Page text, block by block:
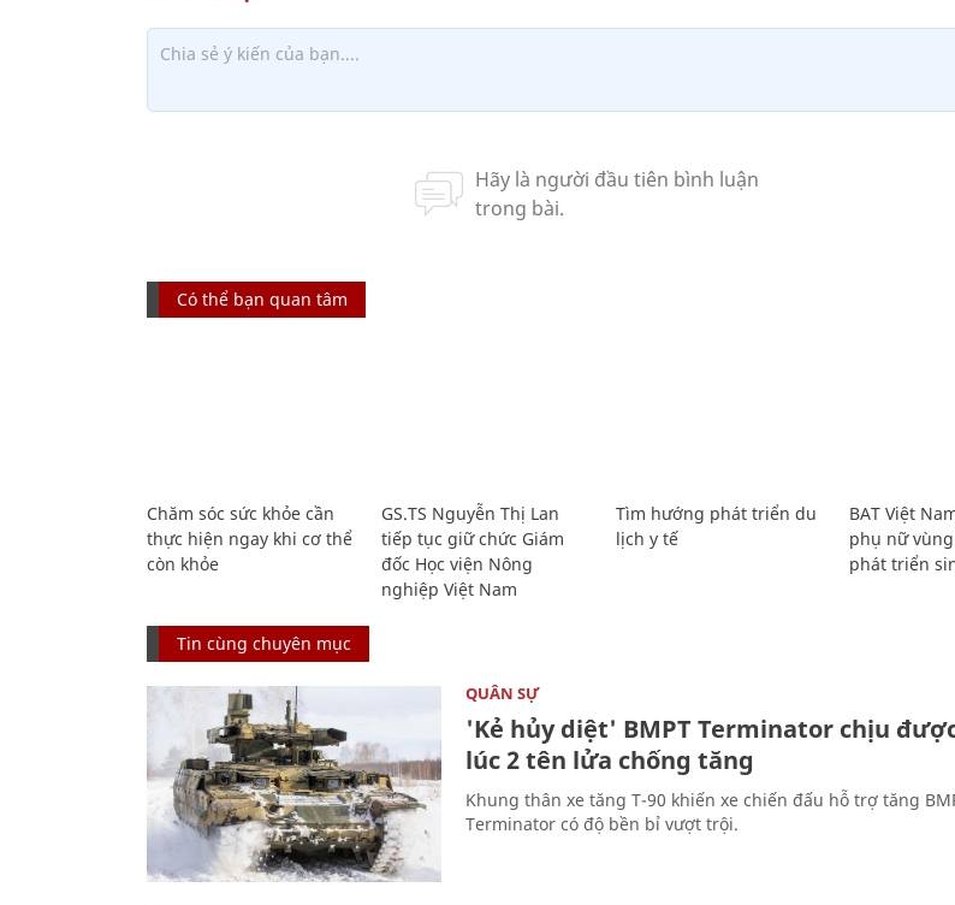
Có thể bạn quan tâm
Chăm sóc sức khỏe cần
thực hiện ngay khi cơ thể
còn khỏe
GS.TS Nguyễn Thị Lan
tiếp tục giữ chức Giám
đốc Học viện Nông
nghiệp Việt Nam
Tìm hướng phát triển du
lịch y tế
BAT Việt
phụ nữ
phát triển
Tin cùng chuyên mục
QUÂN SỰ
'Kẻ hủy diệt' BMPT Terminator chịu
lúc 2 tên lửa chống tăng
Khung thân xe tăng T-90 khiến xe chiến đấu hỗ trợ tăng
Terminator có độ bền bỉ vượt trội.